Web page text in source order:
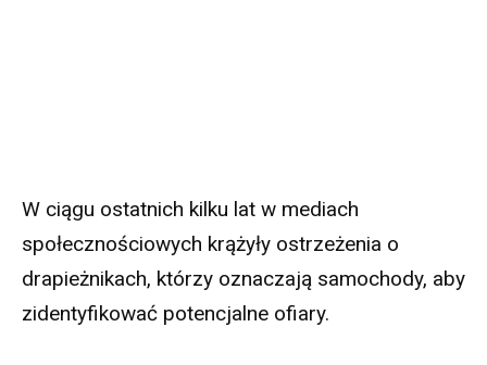
W ciągu ostatnich kilku lat w mediach
społecznościowych krążyły ostrzeżenia o
drapieżnikach, którzy oznaczają samochody, aby
zidentyfikować potencjalne ofiary.